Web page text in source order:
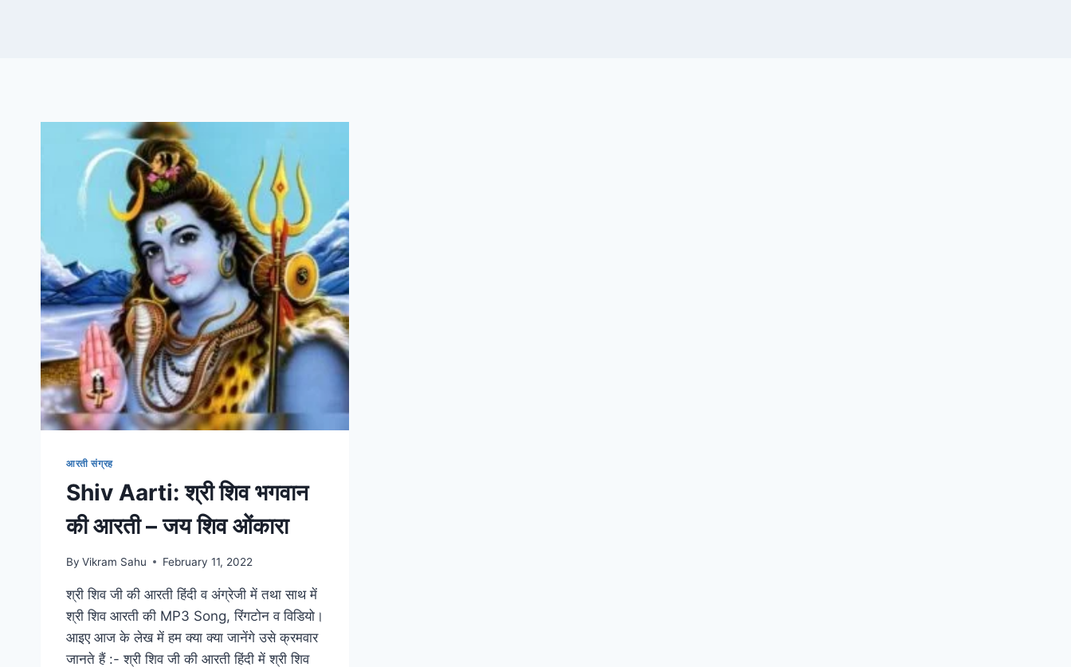
आरती संग्रह
Shiv Aarti: श्री शिव भगवान
की आरती – जय शिव ओंकारा
By Vikram Sahu February 11, 2022
श्री शिव जी की आरती हिंदी व अंग्रेजी में तथा साथ में
श्री शिव आरती की MP3 Song, रिंगटोन व विडियो।
आइए आज के लेख में हम क्या क्या जानेंगे उसे क्रमवार
जानते हैं :- श्री शिव जी की आरती हिंदी में श्री शिव